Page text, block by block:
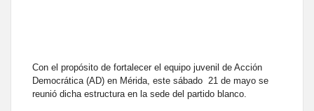
Con el propósito de fortalecer el equipo juvenil de Acción
Democrática (AD) en Mérida, este sábado 21 de mayo se
reunió dicha estructura en la sede del partido blanco.